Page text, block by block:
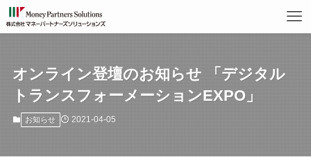
オンライン登壇のお知らせ 「デジタル
トランスフォーメーションEXPO」
お知らせ 2021-04-05